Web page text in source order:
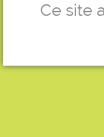
Ce site